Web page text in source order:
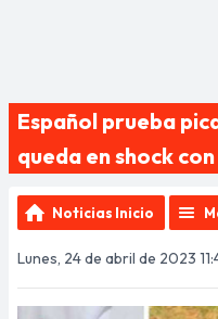
Español prueba
queda en shock
Noticias Inicio
Lunes, 24 de abril de 2023